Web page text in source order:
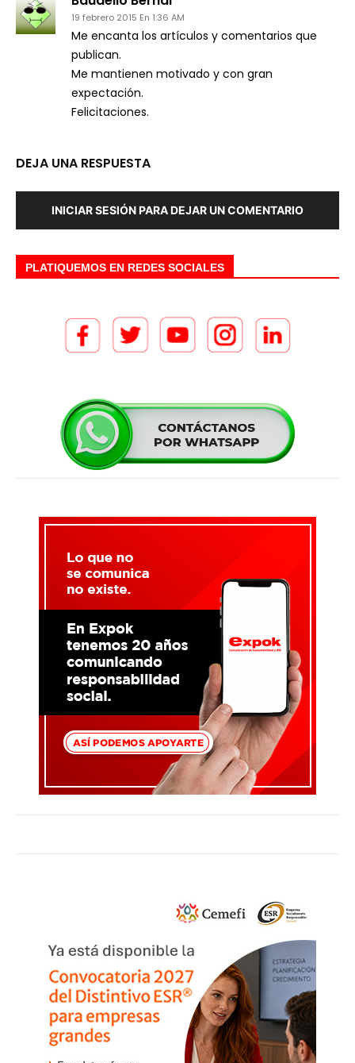
19 febrero 2015 En 1:36 AM
Me encanta los artículos y comentarios que
publican.
Me mantienen motivado y con gran
expectación.
Felicitaciones.
DEJA UNA RESPUESTA
INICIAR SESIÓN PARA DEJAR UN COMENTARIO
PLATIQUEMOS EN REDES SOCIALES